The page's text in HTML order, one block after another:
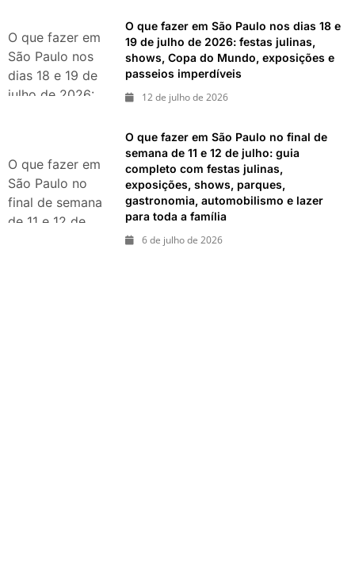
exposições e
passeios
imperdíveis
O que fazer em
São Paulo nos
dias 18 e 19 de
julho de 2026:
exposições e
passeios
imperdíveis
O que fazer em São Paulo nos dias 18 e
19 de julho de 2026: festas julinas,
shows, Copa do Mundo, exposições e
passeios imperdíveis
12 de julho de 2026
O que fazer em
São Paulo no
final de semana
de 11 e 12 de
O que fazer em São Paulo no final de
semana de 11 e 12 de julho: guia
completo com festas julinas,
exposições, shows, parques,
gastronomia, automobilismo e lazer
para toda a família
6 de julho de 2026